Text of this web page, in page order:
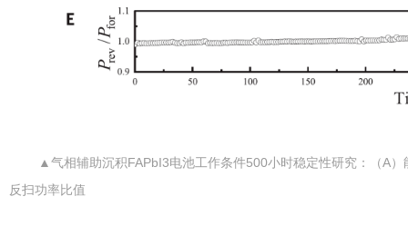
▲气相辅助沉积FAPbI3电池工作条件500小时稳定性研究：（A
反扫功率比值